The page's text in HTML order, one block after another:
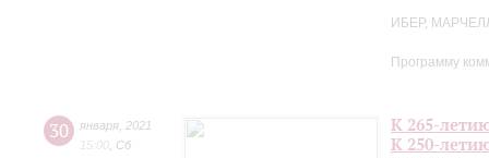
ИБЕР,
Программу
30 января 2021
15:00 Сб
К 265-
К 250-